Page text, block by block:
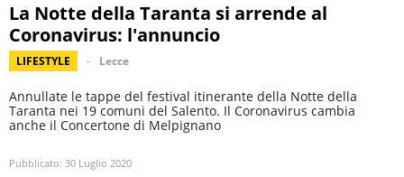
La Notte della Taranta si arrende al
Coronavirus: l'annuncio
LIFESTYLE Lecce
Annullate le tappe del festival itinerante della Notte della
Taranta nei 19 comuni del Salento. Il Coronavirus cambia
anche il Concertone di Melpignano
Pubblicato: 30 Luglio 2020